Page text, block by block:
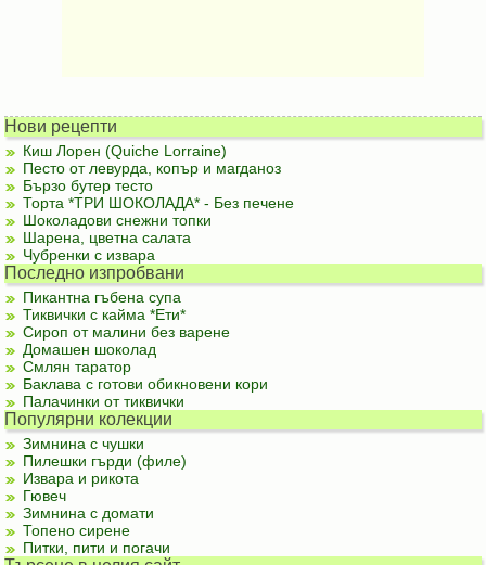
Нови рецепти
Киш Лорен (Quiche Lorraine)
Песто от левурда, копър и магданоз
Бързо бутер тесто
Торта *ТРИ ШОКОЛАДА* - Без печене
Шоколадови снежни топки
Шарена, цветна салата
Чубренки с извара
Последно изпробвани
Пикантна гъбена супа
Тиквички с кайма *Ети*
Сироп от малини без варене
Домашен шоколад
Смлян таратор
Баклава с готови обикновени кори
Палачинки от тиквички
Популярни колекции
Зимнина с чушки
Пилешки гърди (филе)
Извара и рикота
Гювеч
Зимнина с домати
Топено сирене
Питки, пити и погачи